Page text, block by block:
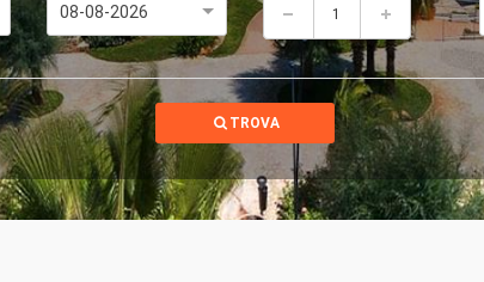
08-08-2026
TROVA